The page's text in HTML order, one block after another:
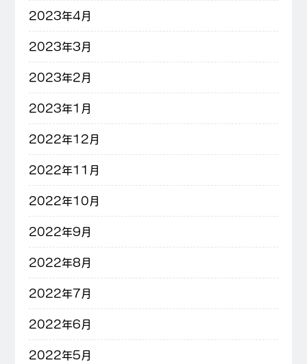
2023年4月
2023年3月
2023年2月
2023年1月
2022年12月
2022年11月
2022年10月
2022年9月
2022年8月
2022年7月
2022年6月
2022年5月